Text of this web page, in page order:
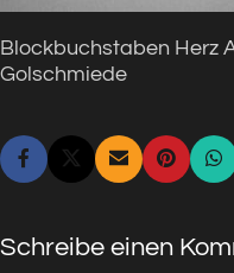
Blockbuchstaben Herz
Golschmiede
Schreibe einen